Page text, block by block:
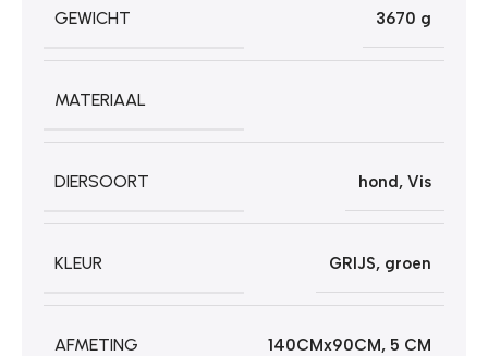
GEWICHT 3670 g
MATERIAAL
DIERSOORT hond, Vis
KLEUR GRIJS, groen
AFMETING 140CMx90CM, 5 CM